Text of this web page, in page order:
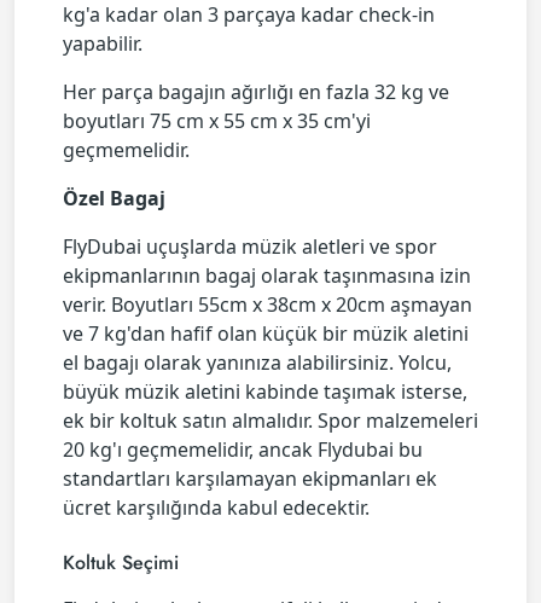
kg'a kadar olan 3 parçaya kadar check-in
yapabilir.
Her parça bagajın ağırlığı en fazla 32 kg ve
boyutları 75 cm x 55 cm x 35 cm'yi
geçmemelidir.
Özel Bagaj
FlyDubai uçuşlarda müzik aletleri ve spor
ekipmanlarının bagaj olarak taşınmasına izin
verir. Boyutları 55cm x 38cm x 20cm aşmayan
ve 7 kg'dan hafif olan küçük bir müzik aletini
el bagajı olarak yanınıza alabilirsiniz. Yolcu,
büyük müzik aletini kabinde taşımak isterse,
ek bir koltuk satın almalıdır. Spor malzemeleri
20 kg'ı geçmemelidir, ancak Flydubai bu
standartları karşılamayan ekipmanları ek
ücret karşılığında kabul edecektir.
Koltuk Seçimi